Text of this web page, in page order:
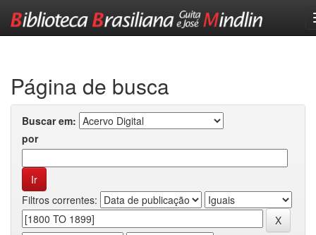
Página de busca
Buscar em:
por
Filtros correntes: